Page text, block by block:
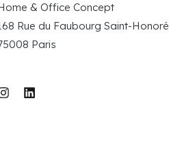
& Office Concept
Rue du Faubourg Saint-Honoré
Paris